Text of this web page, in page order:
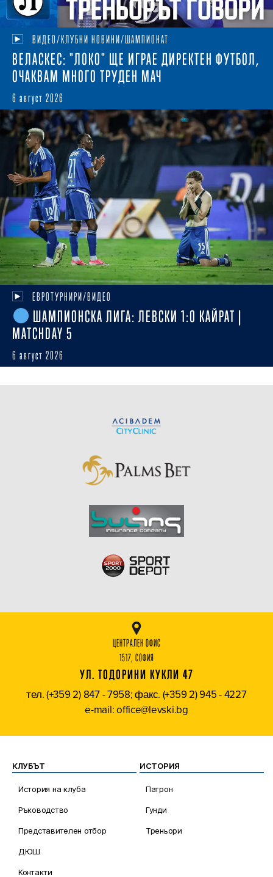
ВИДЕО/КЛУБНИ НОВИНИ/ШАМПИОНАТ
ВЕЛАСКЕС: "ЛОКО" ЩЕ ИГРАЕ ДИРЕКТЕН ФУТБОЛ,
ОЧАКВАМ МНОГО ТРУДЕН МАЧ
6 август 2026
ЕВРОТУРНИРИ/ВИДЕО
ШАМПИОНСКА ЛИГА: ЛЕВСКИ 1:0 КАЙРАТ |
MATCHDAY 5
6 август 2026
ЦЕНТРАЛЕН ОФИС
1517, СОФИЯ
УЛ. ТОДОРИНИ КУКЛИ 47
тел. (+359 2) 847 - 7958; факс. (+359 2) 945 - 4227
e-mail: office@levski.bg
КЛУБЪТ
История на клуба
Ръководство
Представителен отбор
ДЮШ
Контакти
ИСТОРИЯ
Патрон
Гунди
Треньори